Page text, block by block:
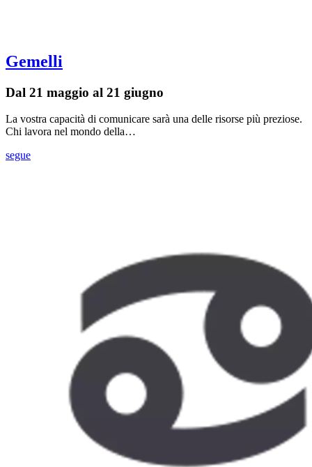
Gemelli
Dal 21 maggio al 21 giugno
La vostra capacità di comunicare sarà una delle risorse più preziose.
Chi lavora nel mondo della…
segue